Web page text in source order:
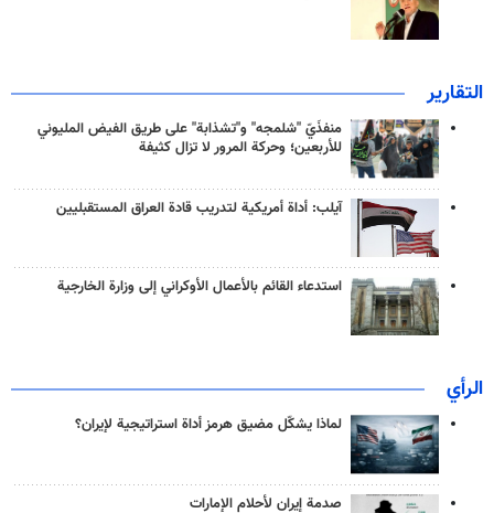
التقارير
منفذَيّ "شلمجه" و"تشذابة" على طريق الفيض المليوني
للأربعين؛ وحركة المرور لا تزال كثيفة
آيلب: أداة أمريكية لتدريب قادة العراق المستقبليين
استدعاء القائم بالأعمال الأوكراني إلى وزارة الخارجية
الرأي
لماذا يشكّل مضيق هرمز أداة استراتيجية لإيران؟
صدمة إيران لأحلام الإمارات